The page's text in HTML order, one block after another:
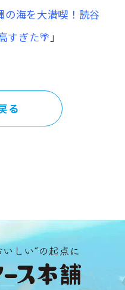
の海を大満喫！読谷
すぎた🌴」
る